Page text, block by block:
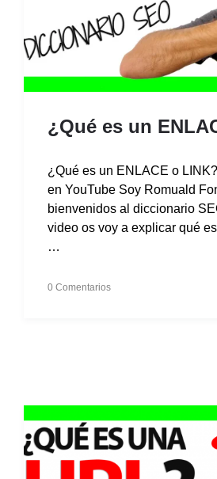
¿Qué es un
¿Qué es un ENLACE o
en YouTube Soy Romuald
bienvenidos al diccionario
video os voy a explicar qué
…
0 Comentarios